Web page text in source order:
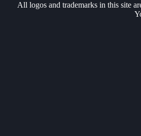
All logos and trademarks in this site